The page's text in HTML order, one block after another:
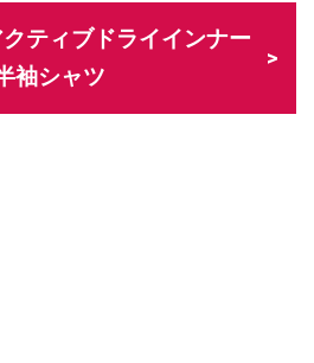
ティブドライインナー
袖シャツ